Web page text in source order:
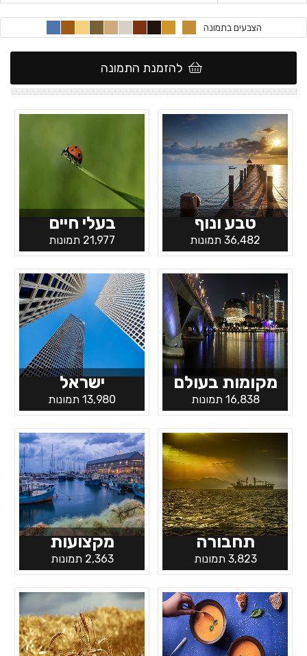
הצבעים בתמונה
להזמנת התמונה
טבע ונוף
36,482 תמונות
בעלי חיים
21,977 תמונות
מקומות בעולם
16,838 תמונות
ישראל
13,980 תמונות
תחבורה
3,823 תמונות
מקצועות
2,363 תמונות